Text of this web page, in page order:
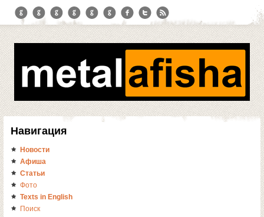
Навигация
Новости
Афиша
Статьи
Фото
Texts in English
Поиск